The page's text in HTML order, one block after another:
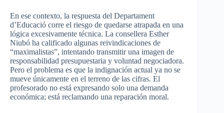
En ese contexto, la respuesta del Departament
d’Educació corre el riesgo de quedarse atrapada en una
lógica excesivamente técnica. La consellera Esther
Niubó ha calificado algunas reivindicaciones de
“maximalistas”, intentando transmitir una imagen de
responsabilidad presupuestaria y voluntad negociadora.
Pero el problema es que la indignación actual ya no se
mueve únicamente en el terreno de las cifras. El
profesorado no está expresando solo una demanda
económica; está reclamando una reparación moral.